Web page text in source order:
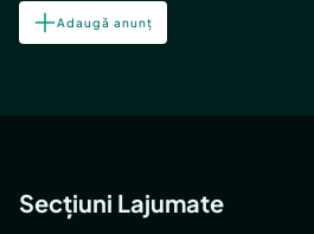
Adaugă anunț
Secțiuni Lajumate